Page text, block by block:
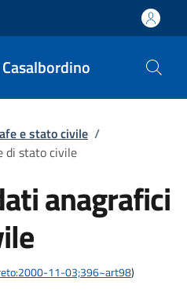
e stato civile /
di stato civile
anagrafici
11-03;396~art98)